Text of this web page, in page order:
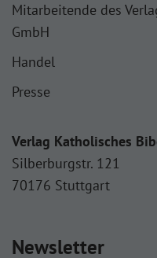
Mitarbeitende des
GmbH
Handel
Presse
Verlag Katholisches
Silberburgstr. 121
70176 Stuttgart
Newsletter